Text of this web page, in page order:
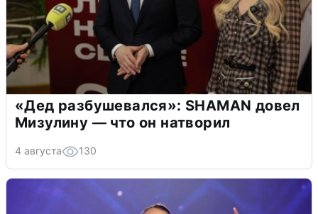
«Дед разбушевался»: SHAMAN довел
Мизулину — что он натворил
4 августа 130